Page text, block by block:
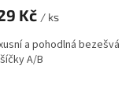
Kč / ks
a pohodlná
A/B